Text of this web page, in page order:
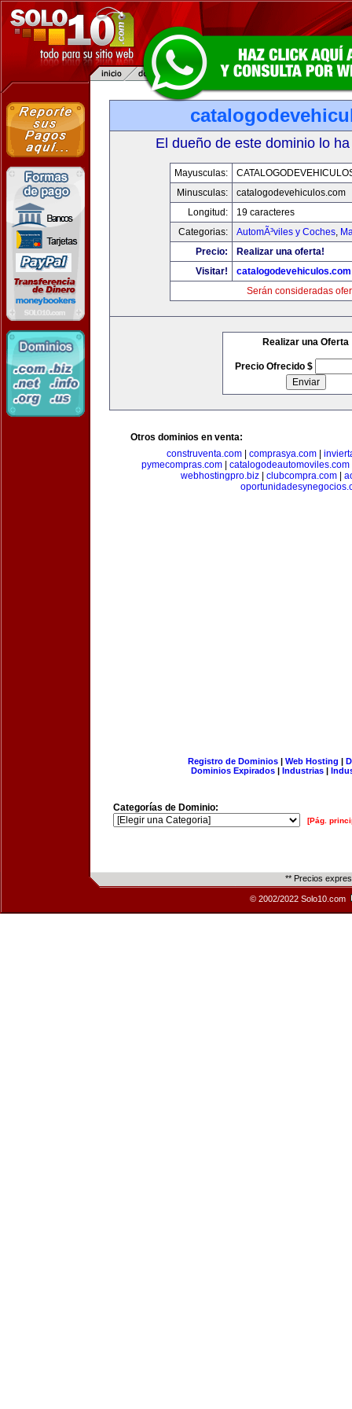
El dueño de este dominio lo
Mayusculas:
Minusculas:
catalogodevehiculos.com
Longitud:
19 caracteres
Categorias:
AutomÃ³viles y Coches,
Precio:
Realizar una oferta!
Visitar!
catalogodevehiculos.com
Serán consideradas
Realizar una Oferta
Precio Ofrecido $
Otros dominios en venta:
construventa.com| comprasya.com|
pymecompras.com| catalogodeautomoviles.com
webhostingpro.biz| clubcompra.com|
Registro de Dominios| Web Hosting |
Dominios Expirados | Industrias |
Categorías de Dominio:
[Pág.
** Precios
© 2002/2022 Solo10.com